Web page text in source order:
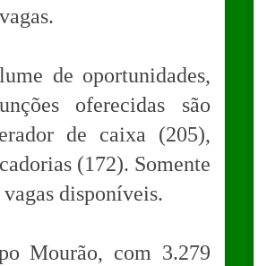
de oportunidades,
oferecidas são
de caixa (205),
(172). Somente
disponíveis.
Mourão, com 3.279